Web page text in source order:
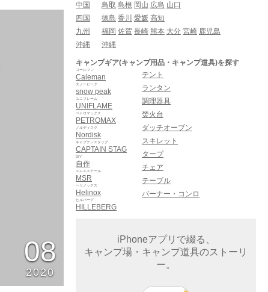
08
2020
中国
鳥取 島根 岡山 広島 山口
四国
徳島 香川 愛媛 高知
九州
福岡 佐賀 長崎 熊本 大分 宮崎 鹿児島
沖縄
沖縄
キャンプギア(キャンプ用品・キャンプ道具)を探す
Caleman
コールマン
snow peak
スノーピーク
UNIFLAME
ユニフレーム
PETROMAX
ペトロマックス
Nordisk
ノルディスク
CAPTAIN STAG
キャプテンスタッグ
自作
DIY
MSR
エムエスアール
Helinox
ヘリノックス
HILLEBERG
ヒルバーグ
テント
ランタン
調理器具
焚火台
ダッチオーブン
スキレット
タープ
チェア
テーブル
バーナー・コンロ
iPhoneアプリで綴る、
キャンプ場・キャンプ道具のストーリ
ー。